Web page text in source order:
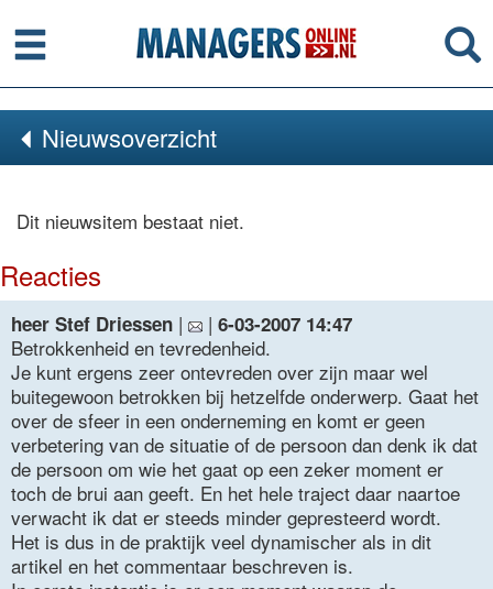
Menu
Nieuwsoverzicht
Dit nieuwsitem bestaat niet.
Reacties
heer Stef Driessen | | 6-03-2007 14:47
Betrokkenheid en tevredenheid.
Je kunt ergens zeer ontevreden over zijn maar wel
buitegewoon betrokken bij hetzelfde onderwerp. Gaat het
over de sfeer in een onderneming en komt er geen
verbetering van de situatie of de persoon dan denk ik dat
de persoon om wie het gaat op een zeker moment er
toch de brui aan geeft. En het hele traject daar naartoe
verwacht ik dat er steeds minder gepresteerd wordt.
Het is dus in de praktijk veel dynamischer als in dit
artikel en het commentaar beschreven is.